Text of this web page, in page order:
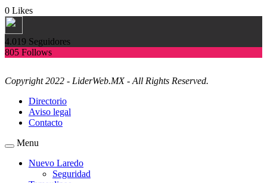
0 Likes
4.019 Seguidores
805 Follows
Copyright 2022 - LiderWeb.MX - All Rights Reserved.
Directorio
Aviso legal
Contacto
Menu
Nuevo Laredo
Seguridad